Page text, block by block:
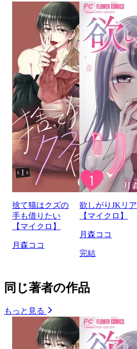
捨て猫はクズの
手も借りたい
【マイクロ】
月森ココ
欲しがりJKリア
【マイクロ】
月森ココ
完結
同じ著者の作品
もっと見る